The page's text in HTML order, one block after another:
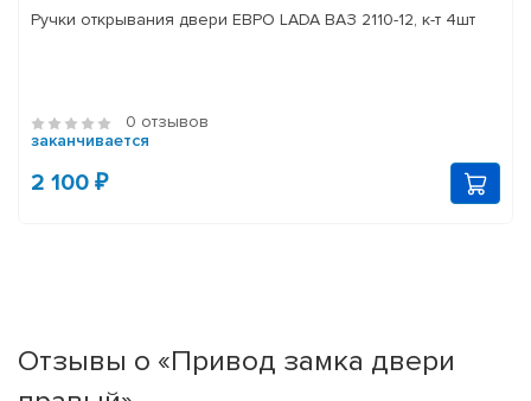
Ручки открывания двери ЕВРО LADA ВАЗ 2110-12, к-т 4шт
0 отзывов
заканчивается
2 100 ₽
Отзывы о «Привод замка двери